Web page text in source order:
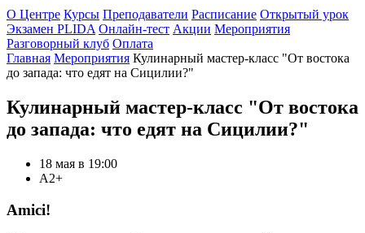
О Центре Курсы Преподаватели Расписание Открытый урок
Экзамен PLIDA Онлайн-тест Акции Мероприятия
Разговорный клуб Оплата
Главная Мероприятия Кулинарный мастер-класс "От востока
до запада: что едят на Сицилии?"
Кулинарный мастер-класс "От востока
до запада: что едят на Сицилии?"
18 мая в 19:00
А2+
Amici!